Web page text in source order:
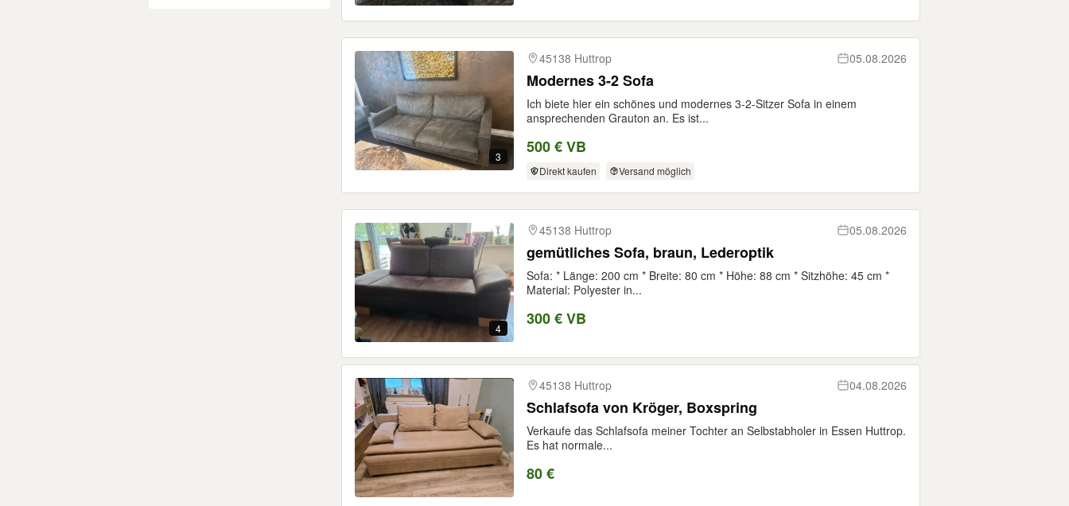
3
45138 Huttrop 05.08.2026
Modernes 3-2 Sofa
Ich biete hier ein schönes und modernes 3-2-Sitzer Sofa in einem
ansprechenden Grauton an. Es ist...
500 € VB
Direkt kaufen Versand möglich
4
45138 Huttrop 05.08.2026
gemütliches Sofa, braun, Lederoptik
Sofa: * Länge: 200 cm * Breite: 80 cm * Höhe: 88 cm * Sitzhöhe: 45 cm *
Material: Polyester in...
300 € VB
45138 Huttrop 04.08.2026
Schlafsofa von Kröger, Boxspring
Verkaufe das Schlafsofa meiner Tochter an Selbstabholer in Essen Huttrop.
Es hat normale...
80 €